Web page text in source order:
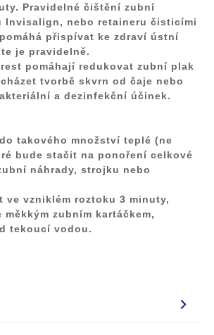
Pravidelné čištění zubní
Invisalign, nebo retaineru čisticími
pomáhá přispívat ke zdraví ústní
je pravidelně.
pomáhají redukovat zubní plak
tvorbě skvrn od čaje nebo
a dezinfekční účinek.
takového množství teplé (ne
bude stačit na ponoření celkové
náhrady, strojku nebo
ve vzniklém roztoku 3 minuty,
zubním kartáčkem,
tekoucí vodou.